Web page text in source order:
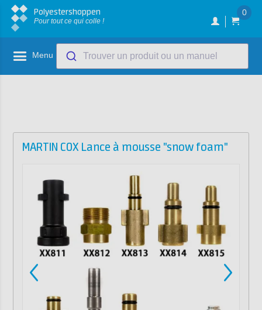
Polyestershoppen
Pour tout ce qui colle !
0
Menu Trouver un produit ou un manuel
MARTIN COX Lance à mousse "snow foam"